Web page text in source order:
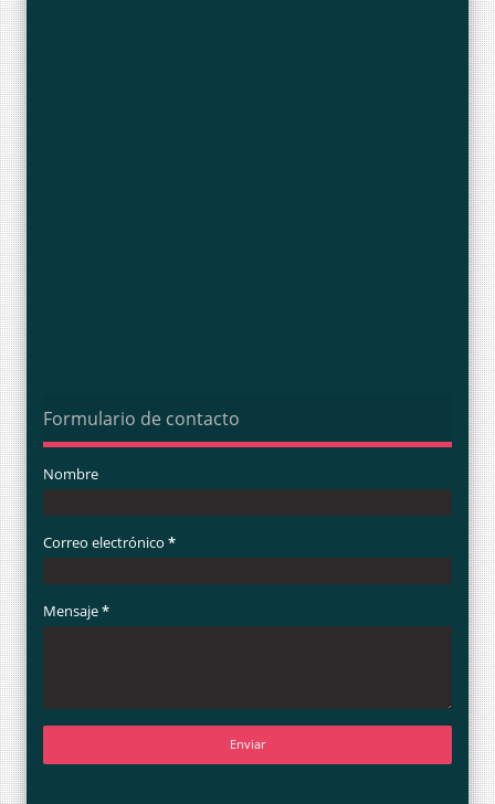
Formulario de contacto
Nombre
Correo electrónico *
Mensaje*